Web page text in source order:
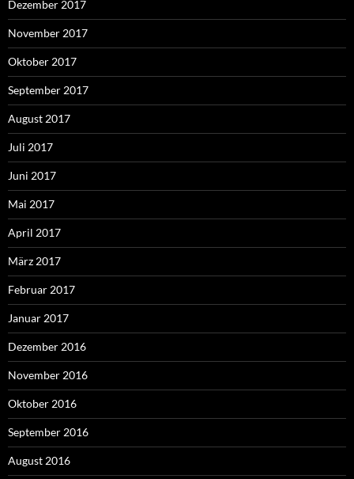
Dezember 2017
November 2017
Oktober 2017
September 2017
August 2017
Juli 2017
Juni 2017
Mai 2017
April 2017
März 2017
Februar 2017
Januar 2017
Dezember 2016
November 2016
Oktober 2016
September 2016
August 2016